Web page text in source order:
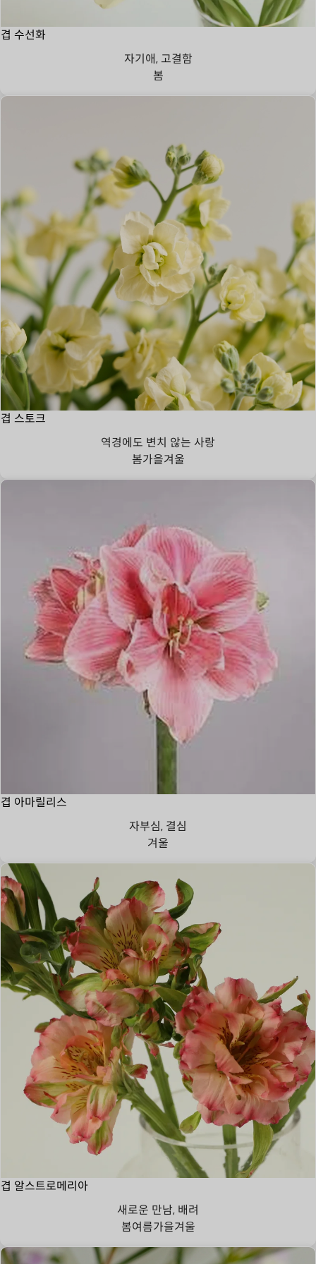
겹 수선화
자기애, 고결함
봄
겹 스토크
역경에도 변치 않는 사랑
봄가을겨울
겹 아마릴리스
자부심, 결심
겨울
겹 알스트로메리아
새로운 만남, 배려
봄여름가을겨울